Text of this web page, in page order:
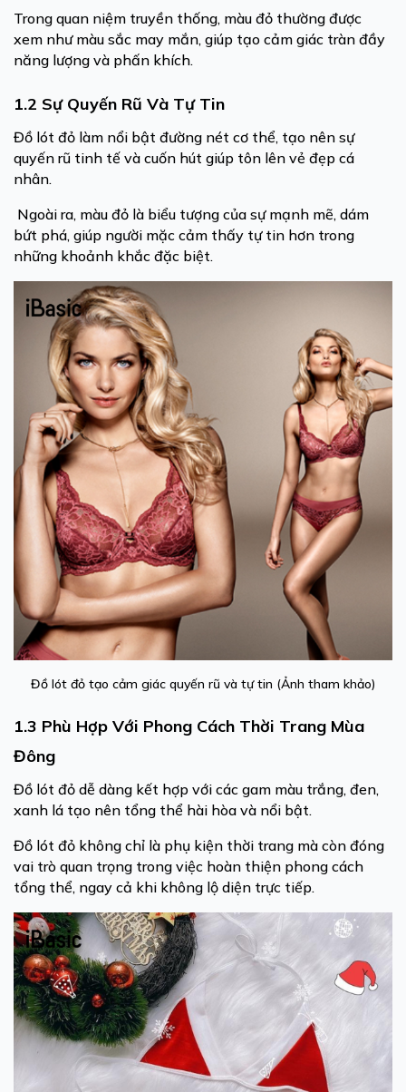
Trong quan niệm truyền thống, màu đỏ thường được
xem như màu sắc may mắn, giúp tạo cảm giác tràn đầy
năng lượng và phấn khích.
1.2 Sự Quyến Rũ Và Tự Tin
Đồ lót đỏ làm nổi bật đường nét cơ thể, tạo nên sự
quyến rũ tinh tế và cuốn hút giúp tôn lên vẻ đẹp cá
nhân.
Ngoài ra, màu đỏ là biểu tượng của sự mạnh mẽ, dám
bứt phá, giúp người mặc cảm thấy tự tin hơn trong
những khoảnh khắc đặc biệt.
Đồ lót đỏ tạo cảm giác quyến rũ và tự tin (Ảnh tham khảo)
1.3 Phù Hợp Với Phong Cách Thời Trang Mùa
Đông
Đồ lót đỏ dễ dàng kết hợp với các gam màu trắng, đen,
xanh lá tạo nên tổng thể hài hòa và nổi bật.
Đồ lót đỏ không chỉ là phụ kiện thời trang mà còn đóng
vai trò quan trọng trong việc hoàn thiện phong cách
tổng thể, ngay cả khi không lộ diện trực tiếp.